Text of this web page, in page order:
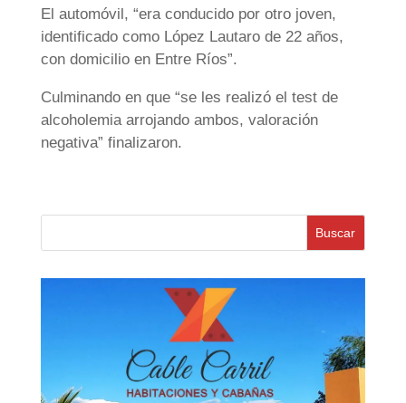
El automóvil, “era conducido por otro joven,
identificado como López Lautaro de 22 años,
con domicilio en Entre Ríos”.
Culminando en que “se les realizó el test de
alcoholemia arrojando ambos, valoración
negativa” finalizaron.
Buscar